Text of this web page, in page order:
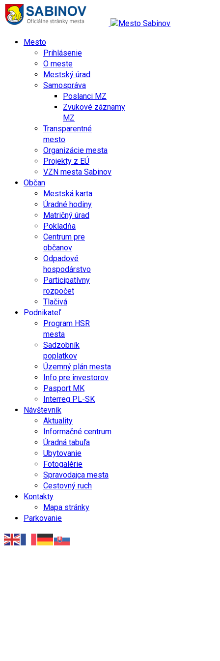
Mesto
Prihlásenie
O meste
Mestský úrad
Samospráva
Poslanci MZ
Zvukové záznamy
MZ
Transparentné
mesto
Organizácie mesta
Projekty z EÚ
VZN mesta Sabinov
Občan
Mestská karta
Úradné hodiny
Matričný úrad
Pokladňa
Centrum pre
občanov
Odpadové
hospodárstvo
Participatívny
rozpočet
Tlačivá
Podnikateľ
Program HSR
mesta
Sadzobník
poplatkov
Územný plán mesta
Info pre investorov
Pasport MK
Interreg PL-SK
Návštevník
Aktuality
Informačné centrum
Úradná tabuľa
Ubytovanie
Fotogalérie
Spravodajca mesta
Cestovný ruch
Kontakty
Mapa stránky
Parkovanie